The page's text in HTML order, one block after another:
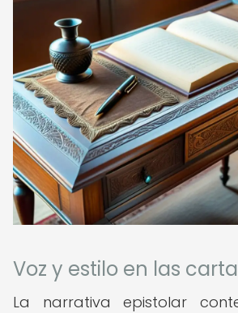
Voz y estilo en las
La narrativa epistolar